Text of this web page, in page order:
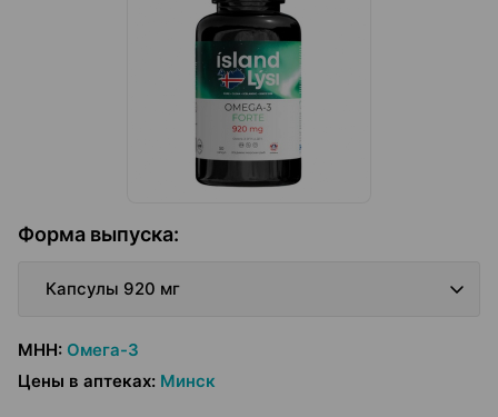
Форма выпуска:
Капсулы 920 мг
МНН: Омега-3
Цены в аптеках: Минск